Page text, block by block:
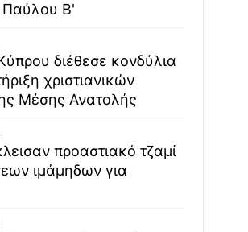
Παύλου Β'
διέθεσε κονδύλια
χριστιανικών
Μέσης Ανατολής
προαστιακό τζαμί
ιμάμηδων για